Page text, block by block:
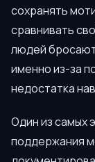
сохранять
сравнивать
людей бросают
именно из-за
недостатка
Один из самых
поддержания